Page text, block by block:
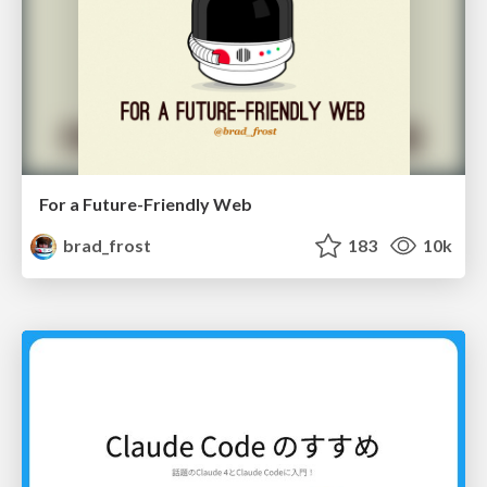
For a Future-Friendly Web
brad_frost
183 10k